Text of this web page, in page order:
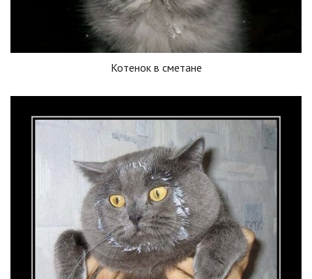
Котенок в сметане